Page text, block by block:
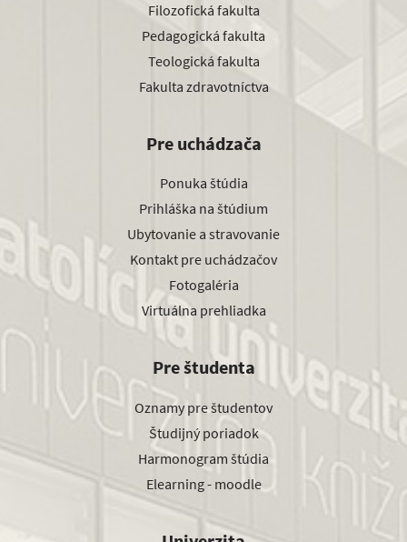
Filozofická fakulta
Pedagogická fakulta
Teologická fakulta
Fakulta zdravotníctva
Pre uchádzača
Ponuka štúdia
Prihláška na štúdium
Ubytovanie a stravovanie
Kontakt pre uchádzačov
Fotogaléria
Virtuálna prehliadka
Pre študenta
Oznamy pre študentov
Študijný poriadok
Harmonogram štúdia
Elearning - moodle